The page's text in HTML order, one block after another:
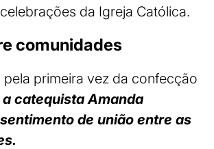
da Igreja Católica.
comunidades
pela primeira vez da confecção
a catequista Amanda
de união entre as